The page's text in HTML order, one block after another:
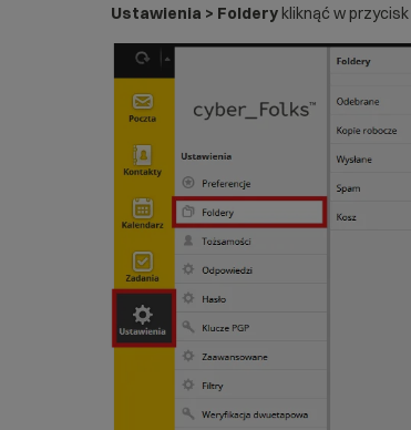
Ustawienia > Foldery kliknąć w przycisk